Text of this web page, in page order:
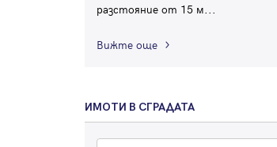
разстояние от 15 м...
Вижте още
ИМОТИ В СГРАДАТА